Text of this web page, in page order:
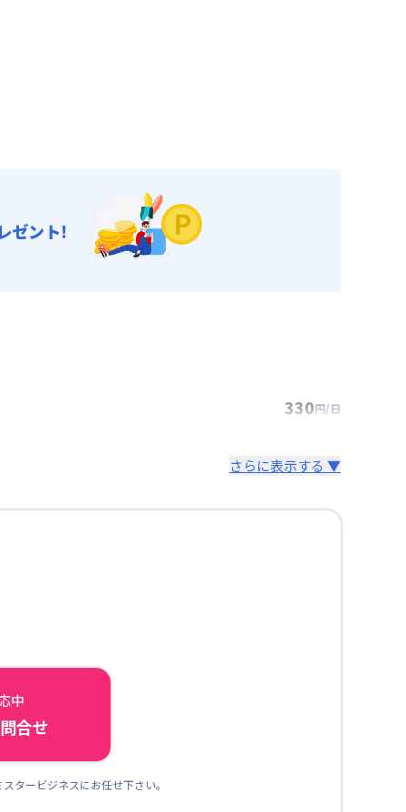
ゼント!
330円/日
さらに表示する ▼
中
合せ
タービジネスにお任せ下さい。